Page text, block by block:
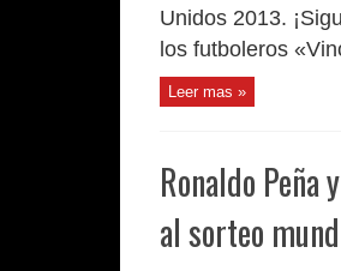
Unidos 2013.
los futboleros
Leer mas »
Ronaldo
al sorteo